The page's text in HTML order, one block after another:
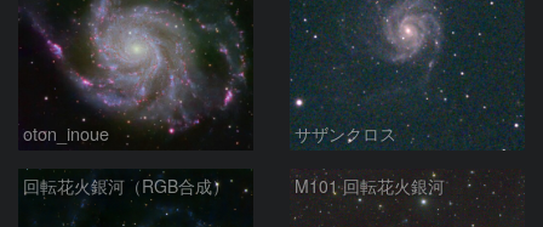
oton_inoue サザンクロス
回転花火銀河（RGB合成） M101 回転花火銀河